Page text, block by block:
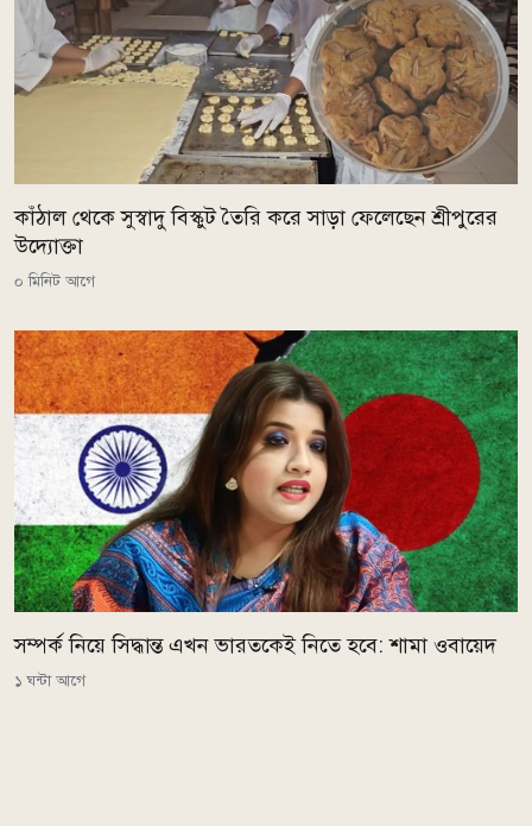
কাঁঠাল থেকে সুস্বাদু বিস্কুট তৈরি করে সাড়া ফেলেছেন শ্রীপুরের
উদ্যোক্তা
০ মিনিট আগে
সম্পর্ক নিয়ে সিদ্ধান্ত এখন ভারতকেই নিতে হবে: শামা ওবায়েদ
১ ঘন্টা আগে